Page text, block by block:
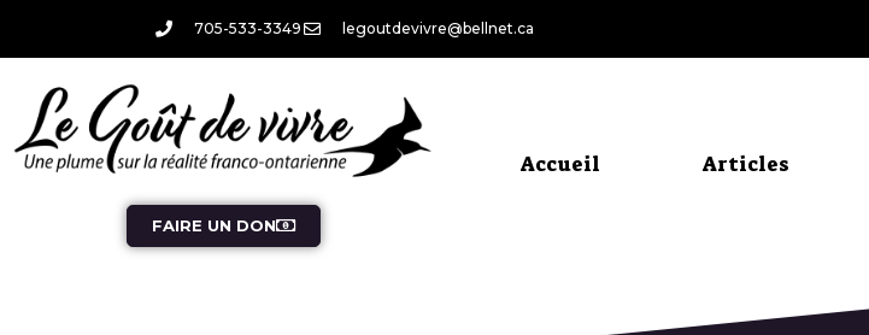
705-533-3349 legoutdevivre@bellnet.ca
FAIRE UN DON
Accueil Articles